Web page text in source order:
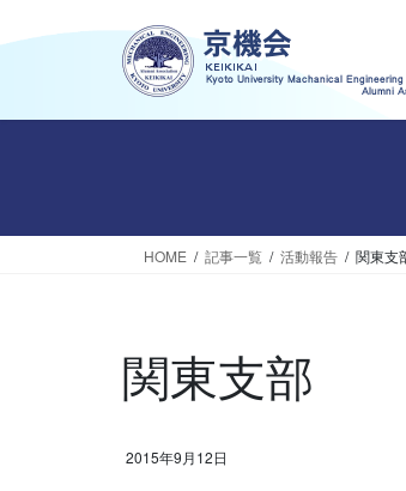
ン
ツ
ッ
ビ
シ
移
HOME 記事一覧 活動報告 関東支
関東支部
2015年9月12日